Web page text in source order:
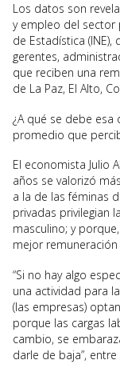
Los datos son
y empleo del sector
de Estadística
gerentes,
que reciben una
de La Paz, El Alto,
¿A qué se debe
promedio que
El economista Julio
años se valorizó
a la de las féminas
privadas privilegian
masculino; y
mejor
“Si no hay algo
una actividad para
(las empresas)
porque las cargas
cambio, se
darle de baja”,